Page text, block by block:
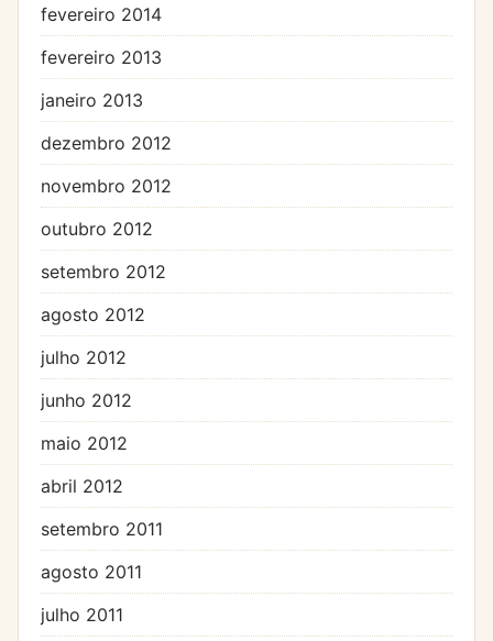
fevereiro 2014
fevereiro 2013
janeiro 2013
dezembro 2012
novembro 2012
outubro 2012
setembro 2012
agosto 2012
julho 2012
junho 2012
maio 2012
abril 2012
setembro 2011
agosto 2011
julho 2011